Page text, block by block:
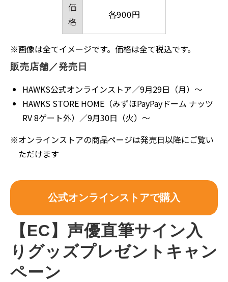
価
格
各900円
※画像は全てイメージです。価格は全て税込です。
販売店舗／発売日
HAWKS公式オンラインストア／9月29日（月）～
HAWKS STORE HOME（みずほPayPayドーム ナッツ
RV 8ゲート外）／9月30日（火）～
※オンラインストアの商品ページは発売日以降にご覧い
ただけます
公式オンラインストアで購入
【EC】声優直筆サイン入
りグッズプレゼントキャン
ペーン